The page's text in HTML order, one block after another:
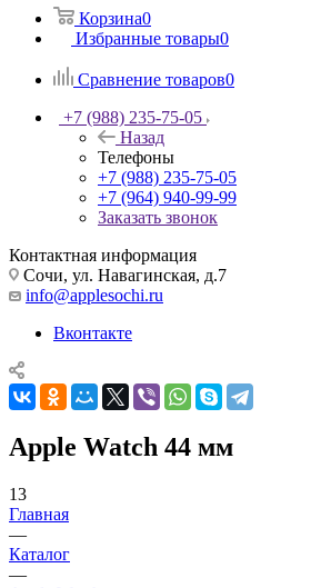
Корзина0
Избранные товары0
Сравнение товаров0
+7 (988) 235-75-05
Назад
Телефоны
+7 (988) 235-75-05
+7 (964) 940-99-99
Заказать звонок
Контактная информация
Сочи, ул. Навагинская, д.7
info@applesochi.ru
Вконтакте
Apple Watch 44 мм
13
Главная
—
Каталог
—